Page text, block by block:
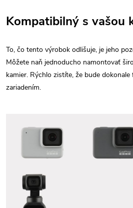
Kompatibilný s vašou
To, čo tento výrobok odlišuje, je jeho
Môžete naň jednoducho namontovať
kamier. Rýchlo zistíte, že bude
zariadením.